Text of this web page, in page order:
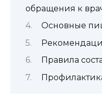
обращения к
Основные
Правила